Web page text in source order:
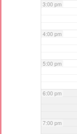
3:00 pm
4:00 pm
5:00 pm
6:00 pm
7:00 pm